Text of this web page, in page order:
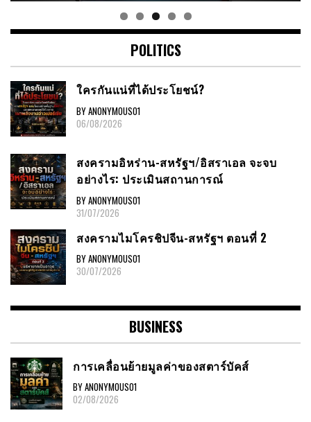
POLITICS
ใครกันแน่ที่ได้ประโยชน์?
BY ANONYMOUS01
06/08/2026
สงครามอิหร่าน-สหรัฐฯ/อิสราเอล จะจบ
อย่างไร: ประเมินสถานการณ์
BY ANONYMOUS01
31/07/2026
สงครามไมโครชิปจีน-สหรัฐฯ ตอนที่ 2
BY ANONYMOUS01
30/07/2026
BUSINESS
การเคลื่อนย้ายมูลค่าของสตาร์บัคส์
BY ANONYMOUS01
02/08/2026